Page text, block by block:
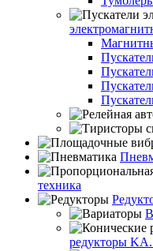
техника
редукторы